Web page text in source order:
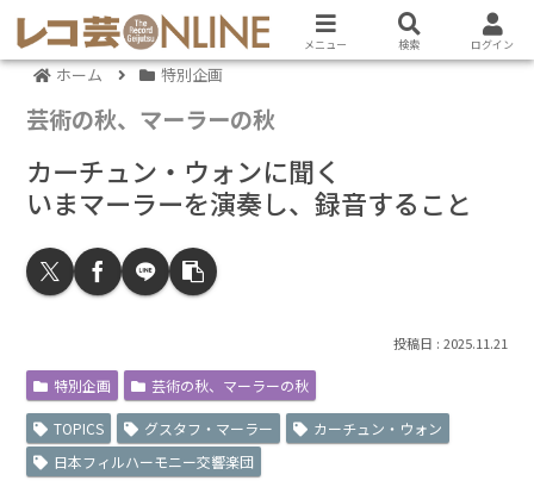
ホーム 特別企画
芸術の秋、マーラーの秋
カーチュン・ウォンに聞く
いまマーラーを演奏し、録音すること
2025.11.21
特別企画 芸術の秋、マーラーの秋
TOPICS グスタフ・マーラー
カーチュン・ウォン
日本フィルハーモニー交響楽団
メニュー 検索 ログイン